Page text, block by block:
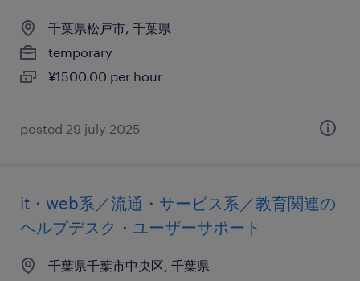
千葉県松戸市, 千葉県
temporary
¥1500.00 per hour
posted 29 july 2025
it・web系／流通・サービス系／教育関連の
ヘルプデスク・ユーザーサポート
千葉県千葉市中央区, 千葉県